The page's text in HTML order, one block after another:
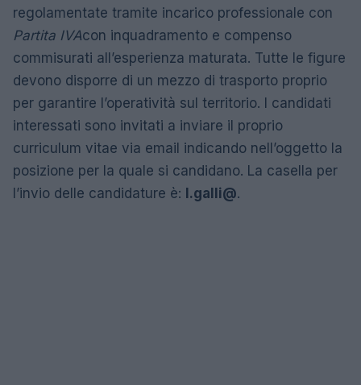
regolamentate tramite incarico professionale con
Partita IVAcon inquadramento e compenso
commisurati all’esperienza maturata. Tutte le figure
devono disporre di un mezzo di trasporto proprio
per garantire l’operatività sul territorio. I candidati
interessati sono invitati a inviare il proprio
curriculum vitae via email indicando nell’oggetto la
posizione per la quale si candidano. La casella per
l’invio delle candidature è: l.galli@.